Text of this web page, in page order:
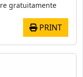
gratuitamente
PRINT